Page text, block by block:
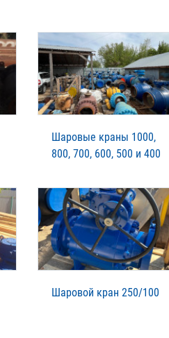
Шаровые краны 1000,
800, 700, 600, 500 и 400
Шаровой кран 250/100